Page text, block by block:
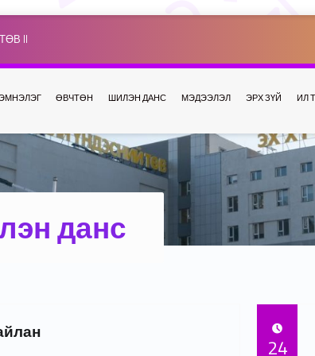
II
ӨВЧТӨН ШИЛЭН ДАНС МЭДЭЭЛЭЛ ЭРХ ЗҮЙ ИЛ
данс
24